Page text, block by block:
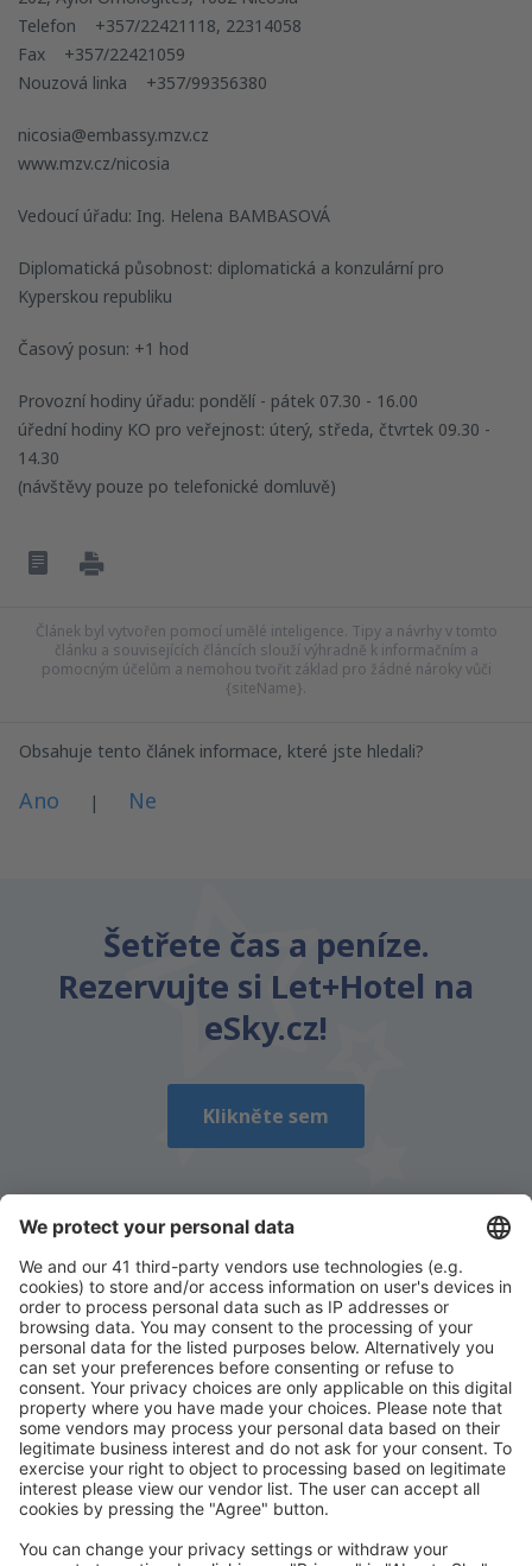
Telefon +357/22421118, 22314058
Fax +357/22421059
Nouzová linka +357/99356380
nicosia@embassy.mzv.cz
www.mzv.cz/nicosia
Vedoucí úřadu: Ing. Helena BAMBASOVÁ
Diplomatická působnost: diplomatická a konzulární pro
Kyperskou republiku
Časový posun: +1 hod
Provozní hodiny úřadu: pondělí - pátek 07.30 - 16.00
úřední hodiny KO pro veřejnost: úterý, středa, čtvrtek 09.30 -
14.30
(návštěvy pouze po telefonické domluvě)
Článek byl vytvořen pomocí umělé inteligence. Tipy a návrhy v tomto
článku a souvisejících článcích slouží výhradně k informačním a
pomocným účelům a nemohou tvořit základ pro žádné nároky vůči
{siteName}.
Obsahuje tento článek informace, které jste hledali?
Ano | Ne
Obsahuje nepřesné informace
Nevyčerpává téma
Šetřete čas a peníze.
Rezervujte si Let+Hotel na
eSky.cz!
Klikněte sem
Stáhněte si naši aplikacia plánujte své cesty
pohodlně